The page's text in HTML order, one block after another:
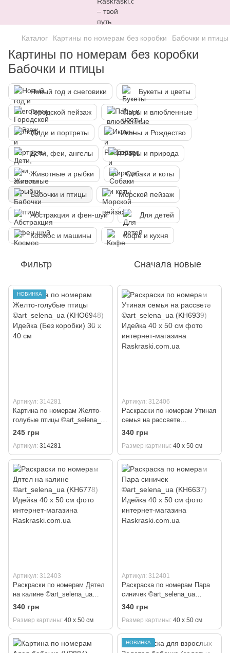
Каталог Картины по номерам без коробки Бабочки и птицы
Картины по номерам без коробки
Бабочки и птицы
Новый год и снеговики Букеты и цветы
Городской пейзаж Пары и влюбленные
Люди и портреты Иконы и Рождество
Дети, феи, ангелы Горы и природа
Животные и рыбки Собаки и коты
Бабочки и птицы Морской пейзаж
Абстракция и фен-шуй Для детей
Космос и машины Кофе и кухня
Фильтр Сначала новые
НОВИНКА
Артикул: 314281
Картина по номерам Желто-
голубые птицы ©art_selena_ua
(KHO6948) Идейка (Без
коробки) 30 х 40 см
245 грн
Артикул 314281
Артикул: 312406
Раскраски по номерам Утиная
семья на рассвете
©art_selena_ua (KH6939)
Идейка 40 х 50 см
340 грн
Размер картины 40 х 50 см
Артикул: 312403
Раскраски по номерам Дятел
на калине ©art_selena_ua
(KH6778) Идейка 40 х 50 см
340 грн
Размер картины 40 х 50 см
Артикул: 312401
Раскраска по номерам Пара
синичек ©art_selena_ua
(KH6637) Идейка 40 х 50 см
340 грн
Размер картины 40 х 50 см
НОВИНКА